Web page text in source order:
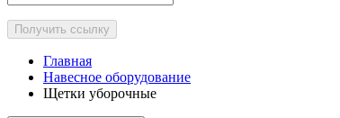
Получить ссылку
Главная
Навесное оборудование
Щетки уборочные